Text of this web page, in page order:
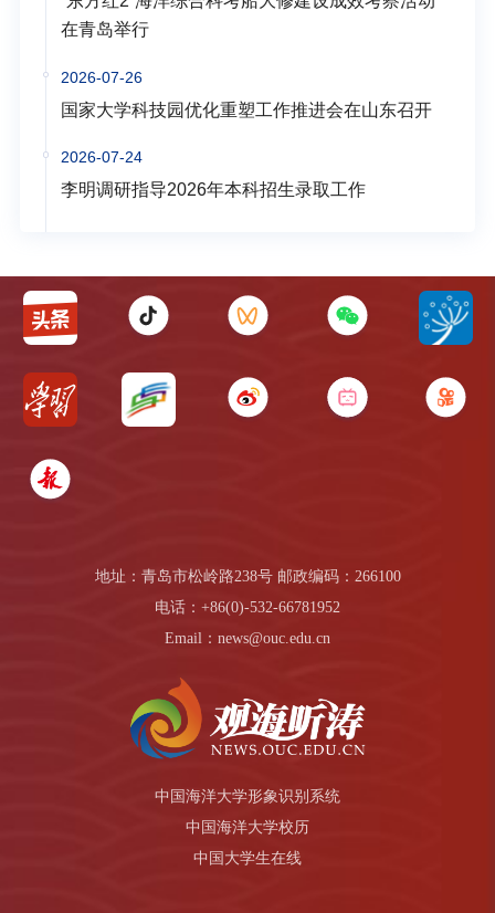
在青岛举行
2026-07-26
国家大学科技园优化重塑工作推进会在山东召开
2026-07-24
李明调研指导2026年本科招生录取工作
地址：青岛市松岭路238号 邮政编码：266100
电话：+86(0)-532-66781952
Email：news@ouc.edu.cn
中国海洋大学形象识别系统
中国海洋大学校历
中国大学生在线